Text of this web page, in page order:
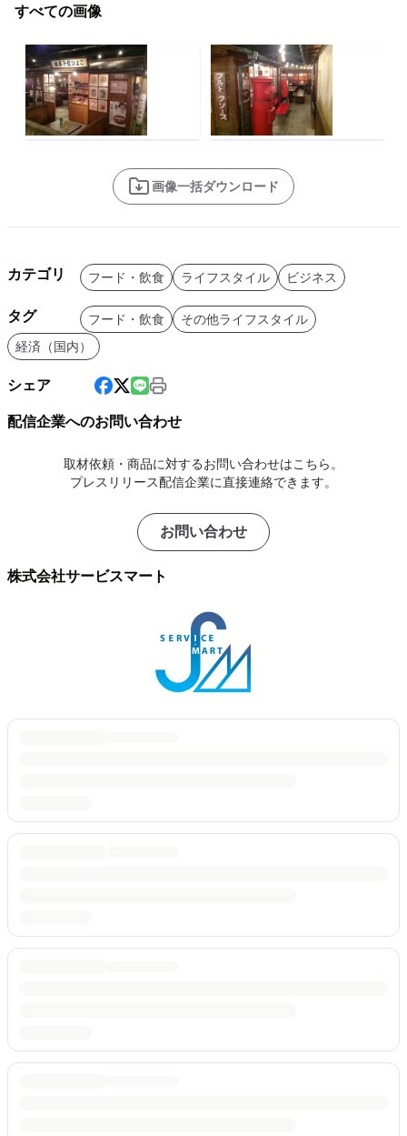
すべての画像
画像一括ダウンロード
カテゴリ フード・飲食 ライフスタイル ビジネス
タグ フード・飲食
その他ライフスタイル
経済（国内）
シェア
配信企業へのお問い合わせ
取材依頼・商品に対するお問い合わせはこちら。
プレスリリース配信企業に直接連絡できます。
お問い合わせ
株式会社サービスマート